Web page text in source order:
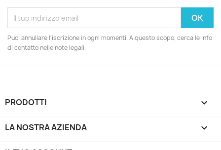
Puoi annullare l'iscrizione in ogni momenti. A questo scopo, cerca le info
di contatto nelle note legali.
PRODOTTI 
LA NOSTRA AZIENDA 